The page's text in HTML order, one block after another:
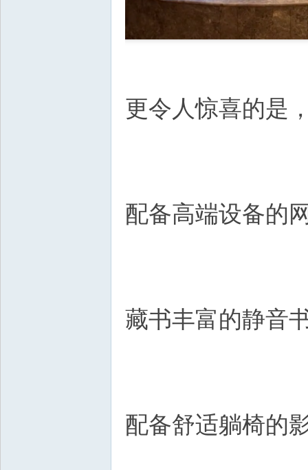
更令人惊喜的是
配备高端设备的
藏书丰富的静音
配备舒适躺椅的